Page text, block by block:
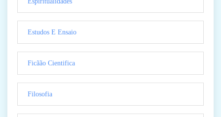
Estudos E Ensaio
Ficãão Cientifica
Filosofia